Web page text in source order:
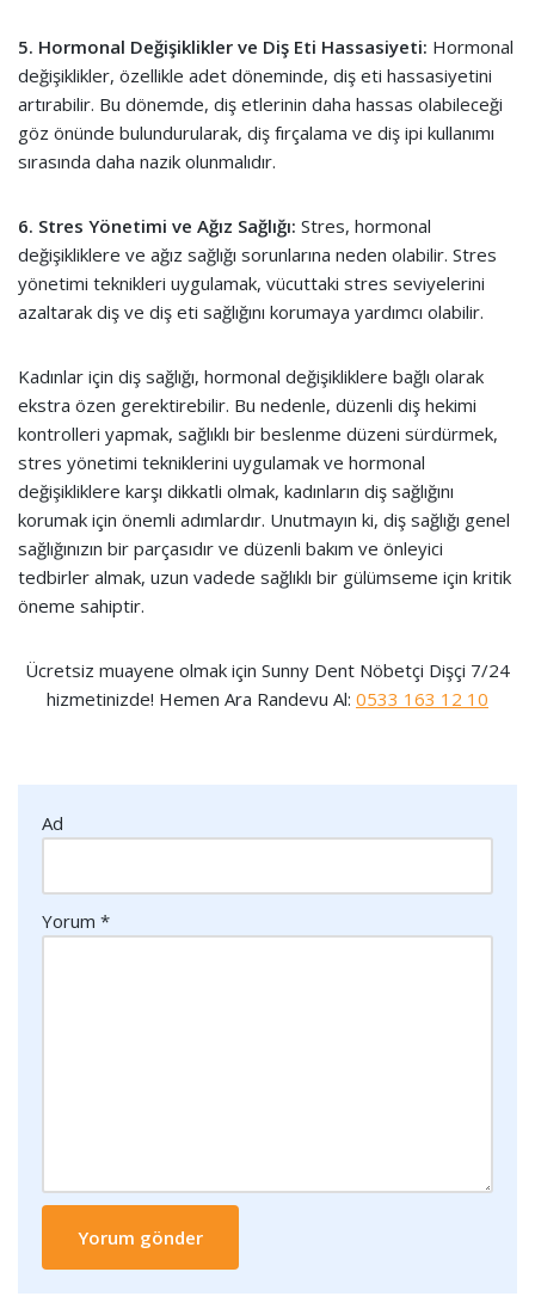
5. Hormonal Değişiklikler ve Diş Eti Hassasiyeti: Hormonal
değişiklikler, özellikle adet döneminde, diş eti hassasiyetini
artırabilir. Bu dönemde, diş etlerinin daha hassas olabileceği
göz önünde bulundurularak, diş fırçalama ve diş ipi kullanımı
sırasında daha nazik olunmalıdır.
6. Stres Yönetimi ve Ağız Sağlığı: Stres, hormonal
değişikliklere ve ağız sağlığı sorunlarına neden olabilir. Stres
yönetimi teknikleri uygulamak, vücuttaki stres seviyelerini
azaltarak diş ve diş eti sağlığını korumaya yardımcı olabilir.
Kadınlar için diş sağlığı, hormonal değişikliklere bağlı olarak
ekstra özen gerektirebilir. Bu nedenle, düzenli diş hekimi
kontrolleri yapmak, sağlıklı bir beslenme düzeni sürdürmek,
stres yönetimi tekniklerini uygulamak ve hormonal
değişikliklere karşı dikkatli olmak, kadınların diş sağlığını
korumak için önemli adımlardır. Unutmayın ki, diş sağlığı genel
sağlığınızın bir parçasıdır ve düzenli bakım ve önleyici
tedbirler almak, uzun vadede sağlıklı bir gülümseme için kritik
öneme sahiptir.
Ücretsiz muayene olmak için Sunny Dent Nöbetçi Dişçi 7/24
hizmetinizde! Hemen Ara Randevu Al: 0533 163 12 10
Ad
Yorum *